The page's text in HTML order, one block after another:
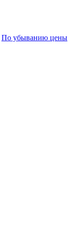
По убыванию цены